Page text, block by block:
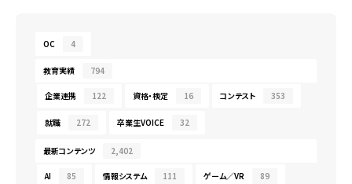
OC 4
教育実績 794
企業連携 122 資格・検定 16 コンテスト 353
就職 272 卒業生VOICE 32
最新コンテンツ 2,402
AI 85 情報システム 111 ゲーム／VR 89